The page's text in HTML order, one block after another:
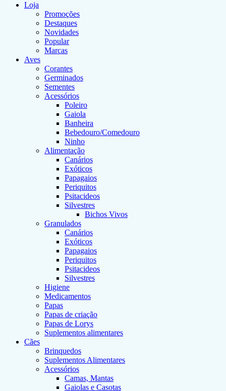
Loja
Promoções
Destaques
Novidades
Popular
Marcas
Aves
Corantes
Germinados
Sementes
Acessórios
Poleiro
Gaiola
Banheira
Bebedouro/Comedouro
Ninho
Alimentação
Canários
Exóticos
Papagaios
Periquitos
Psitacideos
Silvestres
Bichos Vivos
Granulados
Canários
Exóticos
Papagaios
Periquitos
Psitacideos
Silvestres
Higiene
Medicamentos
Papas
Papas de criação
Papas de Lorys
Suplementos alimentares
Cães
Brinquedos
Suplementos Alimentares
Acessórios
Camas, Mantas
Gaiolas e Casotas